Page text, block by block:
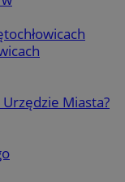
Urzędzie Miasta?